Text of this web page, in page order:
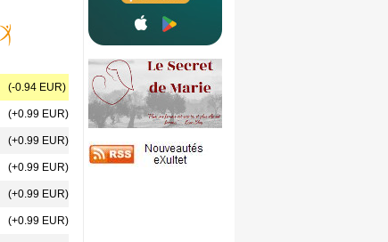
(-0.94 EUR)
(+0.99 EUR)
(+0.99 EUR)
(+0.99 EUR)
(+0.99 EUR)
(+0.99 EUR)